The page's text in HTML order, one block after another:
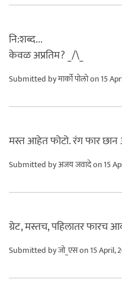
नि:शब्द...
केवळ अप्रतिम? _/\_
Submitted byमार्को पोलोon 15
मस्त आहेत फोटो. रंग फार
Submitted byअजय जवादेon 15
ग्रेट, मस्तच, पहिलातर फारच
Submitted byजो_एसon 15 April,